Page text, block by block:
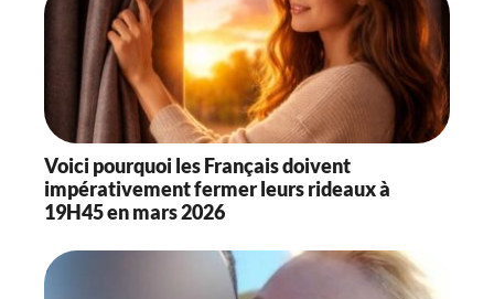
Voici pourquoi les Français doivent
impérativement fermer leurs rideaux à
19H45 en mars 2026